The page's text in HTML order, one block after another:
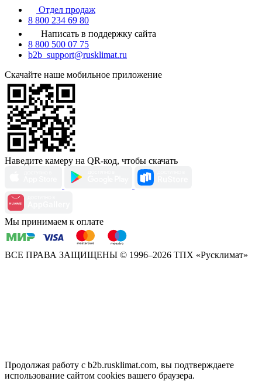
Отдел продаж
8 800 234 69 80
Написать в поддержку сайта
8 800 500 07 75
b2b_support@rusklimat.ru
Скачайте наше мобильное приложение
Наведите камеру на QR-код, чтобы скачать
Мы принимаем к оплате
ВСЕ ПРАВА ЗАЩИЩЕНЫ © 1996–2026 ТПХ «Русклимат»
Продолжая работу с b2b.rusklimat.com, вы подтверждаете
использование сайтом cookies вашего браузера.